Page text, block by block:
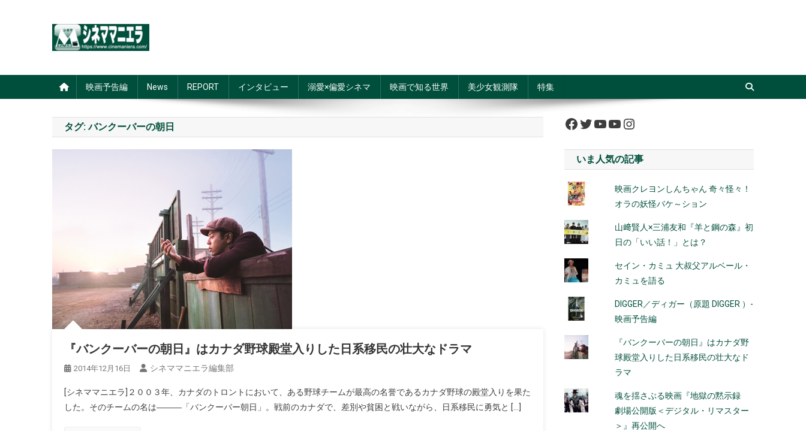
映画予告編 News REPORT インタビュー 溺愛×偏愛シネマ 映画で知る世界 美少女観測隊 特集
タグ:バンクーバーの朝日
『バンクーバーの朝日』はカナダ野球殿堂入りした日系移民の壮大なドラマ
2014年12月16日 シネママニエラ編集部
[シネママニエラ]２００３年、カナダのトロントにおいて、ある野球チームが最高の名誉であるカナダ野球の殿堂入りを果た
した。そのチームの名は―――「バンクーバー朝日」。戦前のカナダで、差別や貧困と戦いながら、日系移民に勇気と […]
Facebook
Twitter
YouTube
YouTube
Instagram
いま人気の記事
映画クレヨンしんちゃん 奇々怪々！
オラの妖怪バケ～ション
山﨑賢人×三浦友和『羊と鋼の森』初
日の「いい話！」とは？
セイン・カミュ 大叔父アルベール・
カミュを語る
DIGGER／ディガー（原題 DIGGER ）-
映画予告編
『バンクーバーの朝日』はカナダ野
球殿堂入りした日系移民の壮大なド
ラマ
魂を揺さぶる映画『地獄の黙示録
劇場公開版＜デジタル・リマスター
＞』再公開へ